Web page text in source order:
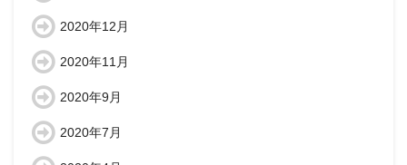
2020年12月
2020年11月
2020年9月
2020年7月